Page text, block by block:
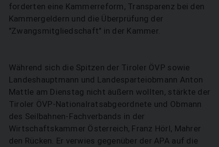
forderten eine Kammerreform, Transparenz bei den
Kammergeldern und die Überprüfung der
"Zwangsmitgliedschaft" in der Kammer.
Während sich die Spitzen der Tiroler ÖVP sowie
Landeshauptmann und Landesparteiobmann Anton
Mattle am Dienstag nicht äußern wollten, stärkte der
Tiroler ÖVP-Nationalratsabgeordnete und Obmann
des Seilbahnen-Fachverbands in der
Wirtschaftskammer Österreich, Franz Hörl, Mahrer
den Rücken. Er verwies gegenüber der APA auf die